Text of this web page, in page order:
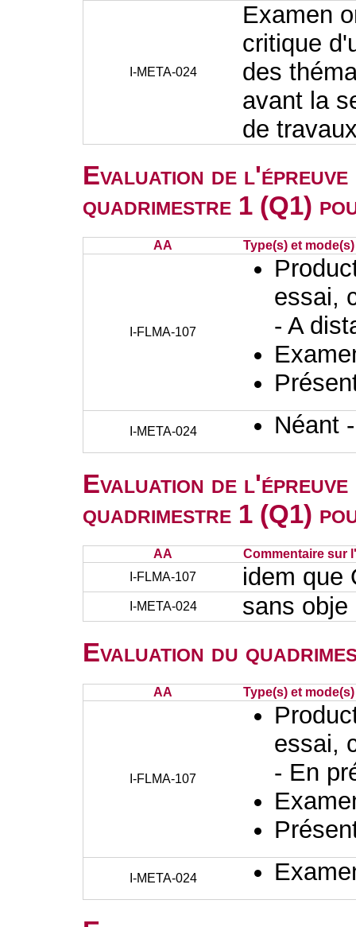
I-META-024
Examen
critique
des
avant la
de
Evaluation de
quadrimestre 1 (Q1)
AA Type(s) et
I-FLMA-107
essai,
- A
I-META-024 Néant
Evaluation de
quadrimestre 1 (Q1)
AA
Commentaire sur
I-FLMA-107
idem que
I-META-024 sans obje
Evaluation du
AA Type(s) et
I-FLMA-107
essai,
- En
I-META-024